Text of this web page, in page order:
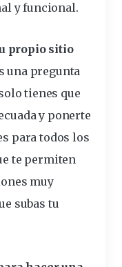
y funcional.
propio sitio
una pregunta
tienes que
y ponerte
para todos los
te permiten
muy
subas tu